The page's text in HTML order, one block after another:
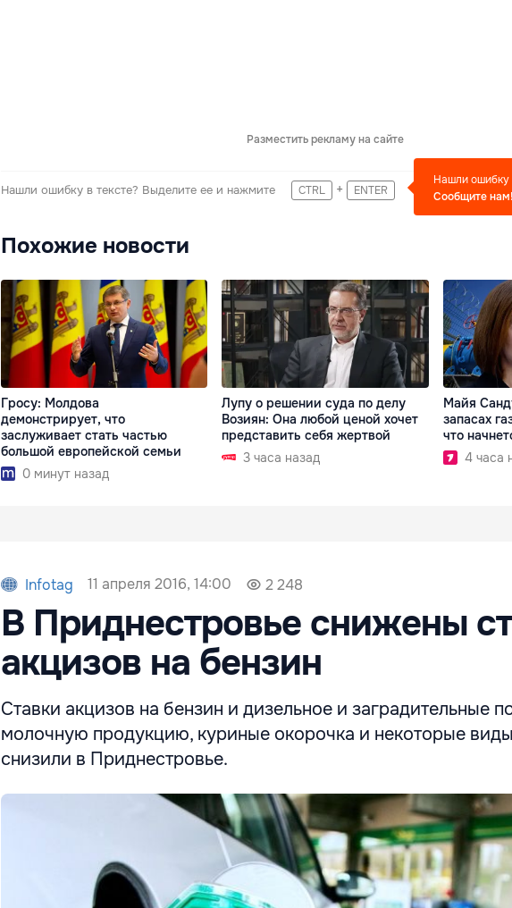
Разместить рекламу на сайте
Нашли ошибку в тексте? Выделите ее и нажмите CTRL + ENTER
Нашли ошибку
Сообщите нам!
Похожие новости
Гросу: Молдова
демонстрирует, что
заслуживает стать частью
большой европейской семьи
0 минут назад
Лупу о решении суда по делу
Возиян: Она любой ценой хочет
представить себя жертвой
3 часа назад
Майя
запасах
что
4 часа
Infotag 11 апреля 2016, 14:00 2 248
В Приднестровье снижены
акцизов на бензин
Ставки акцизов на бензин и дизельное и заградительные
молочную продукцию, куриные окорочка и некоторые
снизили в Приднестровье.